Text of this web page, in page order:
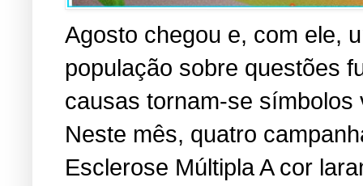
Agosto chegou e, com ele,
população sobre questões
causas tornam-se símbolos
Neste mês, quatro
Esclerose Múltipla A cor